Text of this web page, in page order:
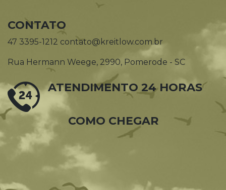
CONTATO
47 3395-1212 contato@kreitlow.com.br
Rua Hermann Weege, 2990, Pomerode - SC
ATENDIMENTO 24 HORAS
COMO CHEGAR